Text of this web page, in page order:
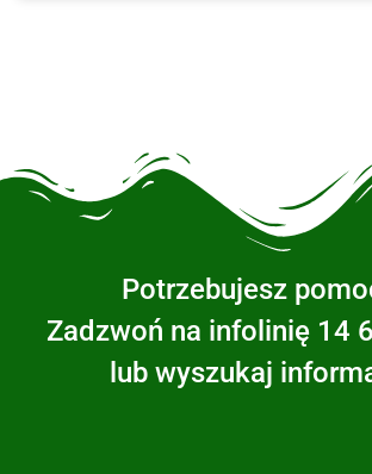
Potrzebujesz
Zadzwoń na infolinię 14
lub wyszukaj